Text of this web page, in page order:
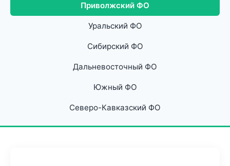
Приволжский ФО
Уральский ФО
Сибирский ФО
Дальневосточный ФО
Южный ФО
Северо-Кавказский ФО